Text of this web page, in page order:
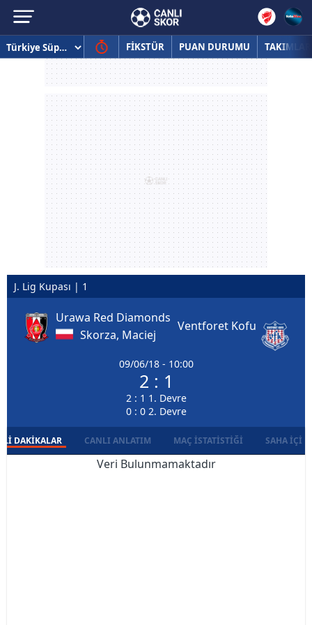
FİKSTÜR PUAN DURUMU TAKIMLAR
J. Lig Kupası | 1
Urawa Red Diamonds
Skorza, Maciej
09/06/18 - 10:00
2 : 1
2 : 1 1. Devre
0 : 0 2. Devre
Ventforet Kofu
DAKIKALAR CANLI ANLATIM MAÇ İSTATISTIĞI SAHA İÇI
Veri Bulunmamaktadır